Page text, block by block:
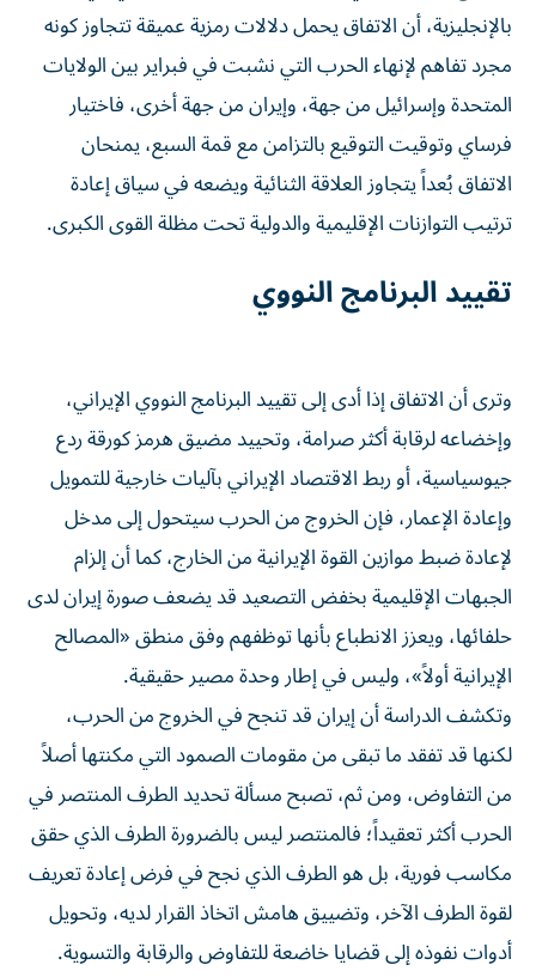
بالإنجليزية، أن الاتفاق يحمل دلالات رمزية عميقة تتجاوز كونه
مجرد تفاهم لإنهاء الحرب التي نشبت في فبراير بين الولايات
المتحدة وإسرائيل من جهة، وإيران من جهة أخرى، فاختيار
فرساي وتوقيت التوقيع بالتزامن مع قمة السبع، يمنحان
الاتفاق بُعداً يتجاوز العلاقة الثنائية ويضعه في سياق إعادة
ترتيب التوازنات الإقليمية والدولية تحت مظلة القوى الكبرى.
تقييد البرنامج النووي
وترى أن الاتفاق إذا أدى إلى تقييد البرنامج النووي الإيراني،
وإخضاعه لرقابة أكثر صرامة، وتحييد مضيق هرمز كورقة ردع
جيوسياسية، أو ربط الاقتصاد الإيراني بآليات خارجية للتمويل
وإعادة الإعمار، فإن الخروج من الحرب سيتحول إلى مدخل
لإعادة ضبط موازين القوة الإيرانية من الخارج، كما أن إلزام
الجبهات الإقليمية بخفض التصعيد قد يضعف صورة إيران لدى
حلفائها، ويعزز الانطباع بأنها توظفهم وفق منطق «المصالح
الإيرانية أولاً»، وليس في إطار وحدة مصير حقيقية.
وتكشف الدراسة أن إيران قد تنجح في الخروج من الحرب،
لكنها قد تفقد ما تبقى من مقومات الصمود التي مكنتها أصلاً
من التفاوض، ومن ثم، تصبح مسألة تحديد الطرف المنتصر في
الحرب أكثر تعقيداً؛ فالمنتصر ليس بالضرورة الطرف الذي حقق
مكاسب فورية، بل هو الطرف الذي نجح في فرض إعادة تعريف
لقوة الطرف الآخر، وتضييق هامش اتخاذ القرار لديه، وتحويل
أدوات نفوذه إلى قضايا خاضعة للتفاوض والرقابة والتسوية.